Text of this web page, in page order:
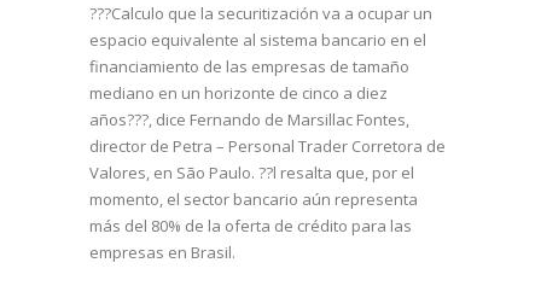
???Calculo que la securitización va a ocupar un
espacio equivalente al sistema bancario en el
financiamiento de las empresas de tamaño
mediano en un horizonte de cinco a diez
años???, dice Fernando de Marsillac Fontes,
director de Petra – Personal Trader Corretora de
Valores, en São Paulo. ??l resalta que, por el
momento, el sector bancario aún representa
más del 80% de la oferta de crédito para las
empresas en Brasil.